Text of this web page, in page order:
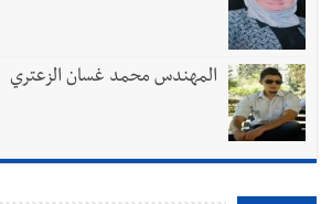
المهندس محمد غسان الزعتري